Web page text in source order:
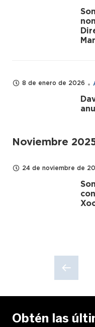
8 de enero de 2026
Noviembre
24 de noviembre de
Obtén las